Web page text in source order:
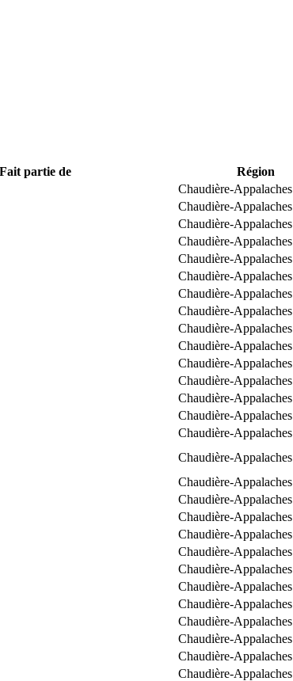
Fait partie de Région
Chaudière-Appalaches
Chaudière-Appalaches
Chaudière-Appalaches
Chaudière-Appalaches
Chaudière-Appalaches
Chaudière-Appalaches
Chaudière-Appalaches
Chaudière-Appalaches
Chaudière-Appalaches
Chaudière-Appalaches
Chaudière-Appalaches
Chaudière-Appalaches
Chaudière-Appalaches
Chaudière-Appalaches
Chaudière-Appalaches
Chaudière-Appalaches
Chaudière-Appalaches
Chaudière-Appalaches
Chaudière-Appalaches
Chaudière-Appalaches
Chaudière-Appalaches
Chaudière-Appalaches
Chaudière-Appalaches
Chaudière-Appalaches
Chaudière-Appalaches
Chaudière-Appalaches
Chaudière-Appalaches
Chaudière-Appalaches